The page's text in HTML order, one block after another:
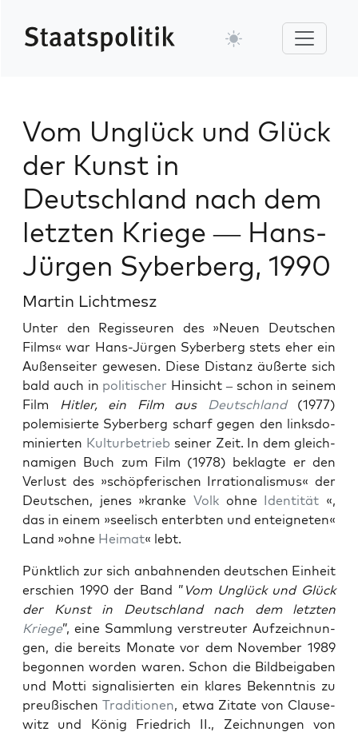
Vom Unglück und Glück
der Kunst in
Deutschland nach dem
letzten Kriege — Hans-
Jürgen Syberberg, 1990
Martin Lichtmesz
Unter den Regis­seuren des »Neuen Deutschen
Films« war Hans-Jür­gen Syber­berg stets eher ein
Außen­seit­er gewe­sen. Diese Dis­tanz äußerte sich
bald auch in poli­tis­ch­er Hin­sicht – schon in seinem
Film Hitler, ein Film aus Deutsch­land(1977)
polemisierte Syber­berg scharf gegen den links­do­
minierten Kul­turbe­trieb sein­er Zeit. In dem gle­ich­
nami­gen Buch zum Film (1978) beklagte er den
Ver­lust des »schöpferischen Irra­tional­is­mus« der
Deutschen, jenes »kranke Volk ohne Iden­tität «,
das in einem »seel­isch enterbten und enteigneten«
Land »ohne Heimat« lebt.
Pünk­tlich zur sich anbah­nen­den deutschen Ein­heit
erschien 1990 der Band ” Vom Unglück und Glück
der Kun­st in Deutsch­land nach dem let­zten
Kriege”, eine Samm­lung ver­streuter Aufze­ich­nun­
gen, die bere­its Monate vor dem Novem­ber 1989
begonnen wor­den waren. Schon die Bild­beiga­ben
und Mot­ti sig­nal­isierten ein klares Beken­nt­nis zu
preußis­chenTra­di­tio­nen, etwa Zitate von Clause­
witz und König Friedrich II., Zeich­nun­gen von